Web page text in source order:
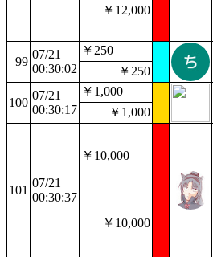
￥12,000
99
07/21
00:30:02
￥250
￥250
100
07/21
00:30:17
￥1,000
￥1,000
101
07/21
00:30:37
￥10,000
￥10,000